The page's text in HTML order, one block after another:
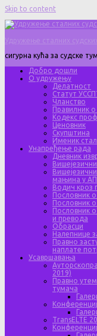
Skip to content
Удружење сталних
сигурна кућа за судске
Добро дошли
О удружењу
Делатност
Статут
Чланство
Правилник о
Кодекс
Ценовник
Скупштина
Именик
Унапређење рада
Дневник
мањина у
Водич кроз
Пословник
Пословник
Пословник
и превода
Обрасци
Налепнице
Правно
наплате
Усавршавања
2019)
Правно
тумача
TransELTE